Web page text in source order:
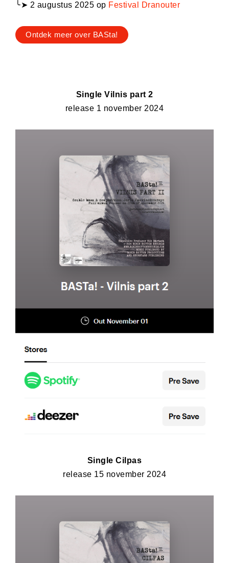
╰➤ 2 augustus 2025 op Festival Dranouter
Ontdek meer over BASta!
Single Vilnis part 2
release 1 november 2024
Single Cilpas
release 15 november 2024